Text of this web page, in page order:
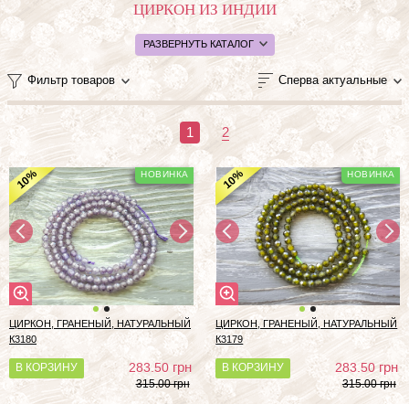
ЦИРКОН ИЗ ИНДИИ
РАЗВЕРНУТЬ КАТАЛОГ
Фильтр товаров Сперва актуальные
1 2
10%
ЦИРКОН, ГРАНЕНЫЙ, НАТУРАЛЬНЫЙ
К3180
В КОРЗИНУ 283.50грн
315.00 грн
10%
ЦИРКОН, ГРАНЕНЫЙ, НАТУРАЛЬНЫЙ
К3179
В КОРЗИНУ 283.50грн
315.00 грн